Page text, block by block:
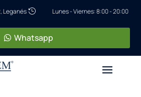
Leganés  Lunes - Viernes: 8:00 - 20:00
Whatsapp